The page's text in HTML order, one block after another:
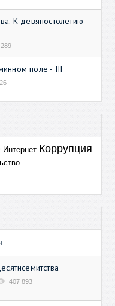
К девяностолетию
поле - III
Интернет Коррупция
407 893